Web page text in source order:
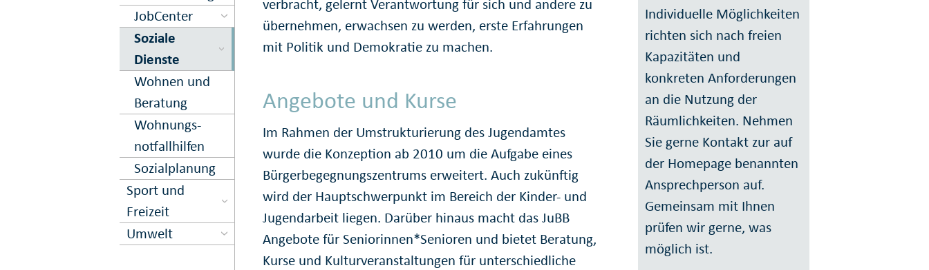
JobCenter
Soziale
Dienste
Wohnen und
Beratung
Wohnungs­
notfall­hilfen
Sozialplanung
Sport und
Freizeit
Umwelt
verbracht, gelernt Verantwortung für sich und andere zu
übernehmen, erwachsen zu werden, erste Erfahrungen
mit Politik und Demokratie zu machen.
Angebote und Kurse
Im Rahmen der Umstrukturierung des Jugendamtes
wurde die Konzeption ab 2010 um die Aufgabe eines
Bürgerbegegnungszentrums erweitert. Auch zukünftig
wird der Hauptschwerpunkt im Bereich der Kinder- und
Jugendarbeit liegen. Darüber hinaus macht das JuBB
Angebote für Seniorinnen*Senioren und bietet Beratung,
Kurse und Kulturveranstaltungen für unterschiedliche
Individuelle Möglichkeiten
richten sich nach freien
Kapazitäten und
konkreten Anforderungen
an die Nutzung der
Räumlichkeiten. Nehmen
Sie gerne Kontakt zur auf
der Homepage benannten
Ansprechperson auf.
Gemeinsam mit Ihnen
prüfen wir gerne, was
möglich ist.